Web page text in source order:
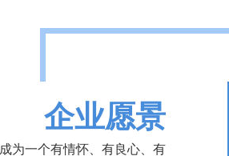
企业愿景
成为一个有情怀、有良心、有